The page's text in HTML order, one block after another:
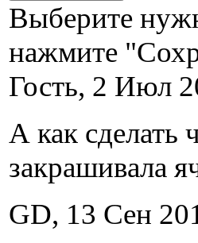
Выберите
нажмите
Гость, 2 Июл
А как сделать
закрашивала
GD, 13 Сен